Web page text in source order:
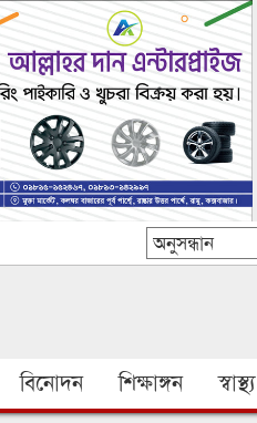
বিনোদন শিক্ষাঙ্গন স্বাস্থ্য